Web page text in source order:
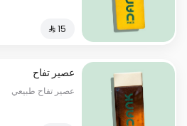
عصير تفاح
عصير تفاح طبيعي